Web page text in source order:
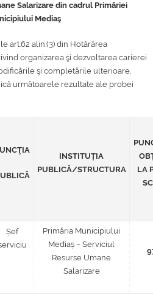
Salarizare din cadrul Primăriei
Mediaş
art.62 alin.(3) din Hotărârea
organizarea şi dezvoltarea carierei
şi completările ulterioare,
următoarele rezultate ale probei
INSTITUȚIA
PUBLICĂ/STRUCTURA
LA
Șef
Primăria Municipiului
Mediaș – Serviciul
Resurse Umane
Salarizare